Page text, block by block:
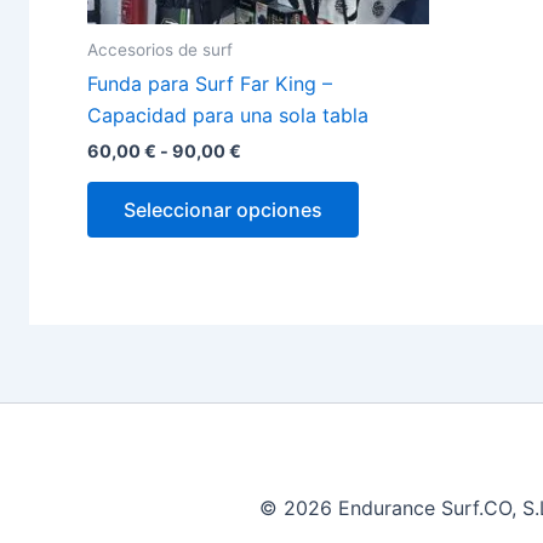
Accesorios de surf
Funda para Surf Far King –
Capacidad para una sola tabla
60,00€ - 90,00€
Seleccionar opciones
producto
© 2026 Endurance Surf.CO,